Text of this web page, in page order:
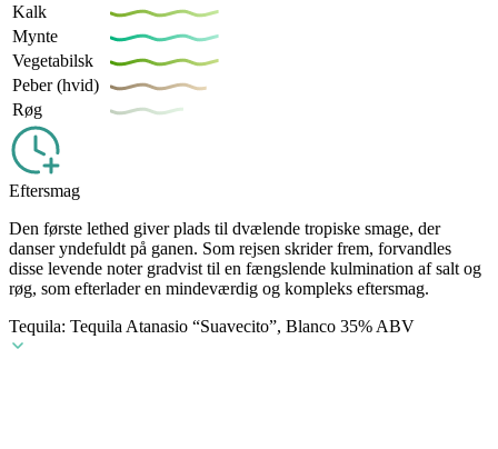
Kalk
Mynte
Vegetabilsk
Peber (hvid)
Røg
Eftersmag
Den første lethed giver plads til dvælende tropiske smage, der
danser yndefuldt på ganen. Som rejsen skrider frem, forvandles
disse levende noter gradvist til en fængslende kulmination af salt og
røg, som efterlader en mindeværdig og kompleks eftersmag.
Tequila: Tequila Atanasio “Suavecito”, Blanco 35% ABV